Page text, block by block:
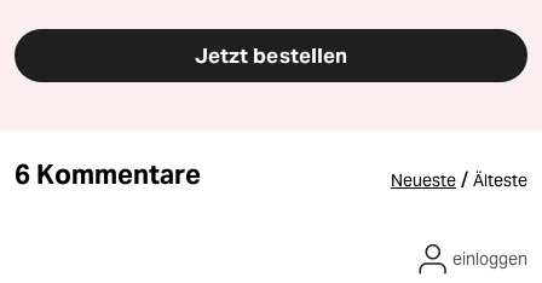
Jetzt bestellen
6 Kommentare Neueste / Älteste
einloggen